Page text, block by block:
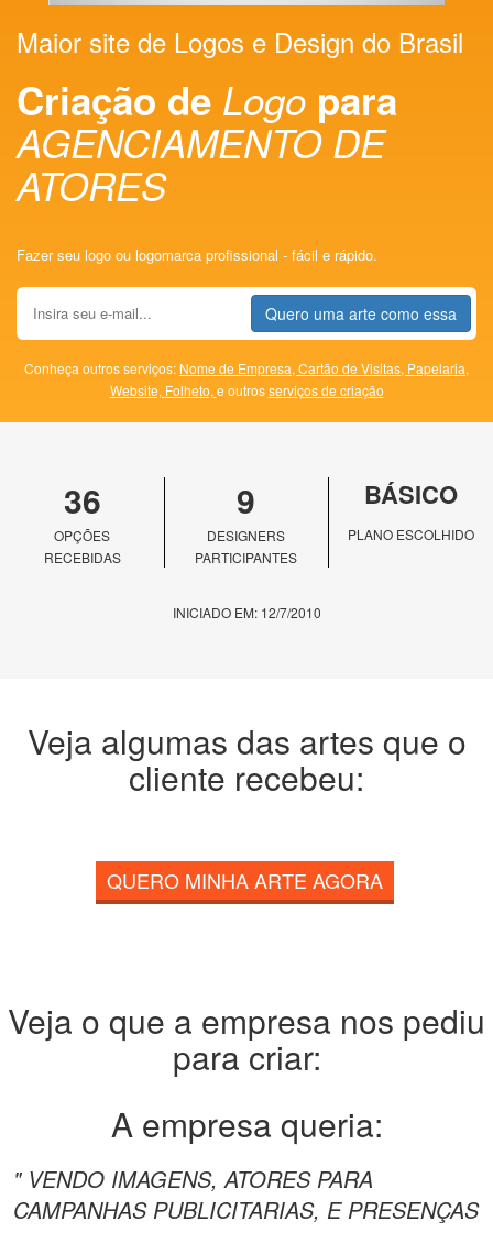
Maior site de Logos e Design do Brasil
Criação de Logo para
AGENCIAMENTO DE
ATORES
Fazer seu logo ou logomarca profissional - fácil e rápido.
Quero uma arte como essa
Conheça outros serviços: Nome de Empresa, Cartão de Visitas, Papelaria,
Website, Folheto, e outrosserviços de criação
36
OPÇÕES
RECEBIDAS
9
DESIGNERS
PARTICIPANTES
BÁSICO
PLANO ESCOLHIDO
INICIADO EM: 12/7/2010
Veja algumas das artes que o
cliente recebeu:
QUERO MINHA ARTE AGORA
Veja o que a empresa nos pediu
para criar:
A empresa queria:
" VENDO IMAGENS, ATORES PARA
CAMPANHAS PUBLICITARIAS, E PRESENÇAS